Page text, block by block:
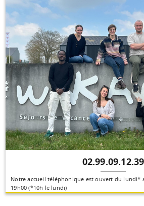
02.99.09.12.39
Notre accueil téléphonique est ouvert du lundi*
19h00 (*10h le lundi)